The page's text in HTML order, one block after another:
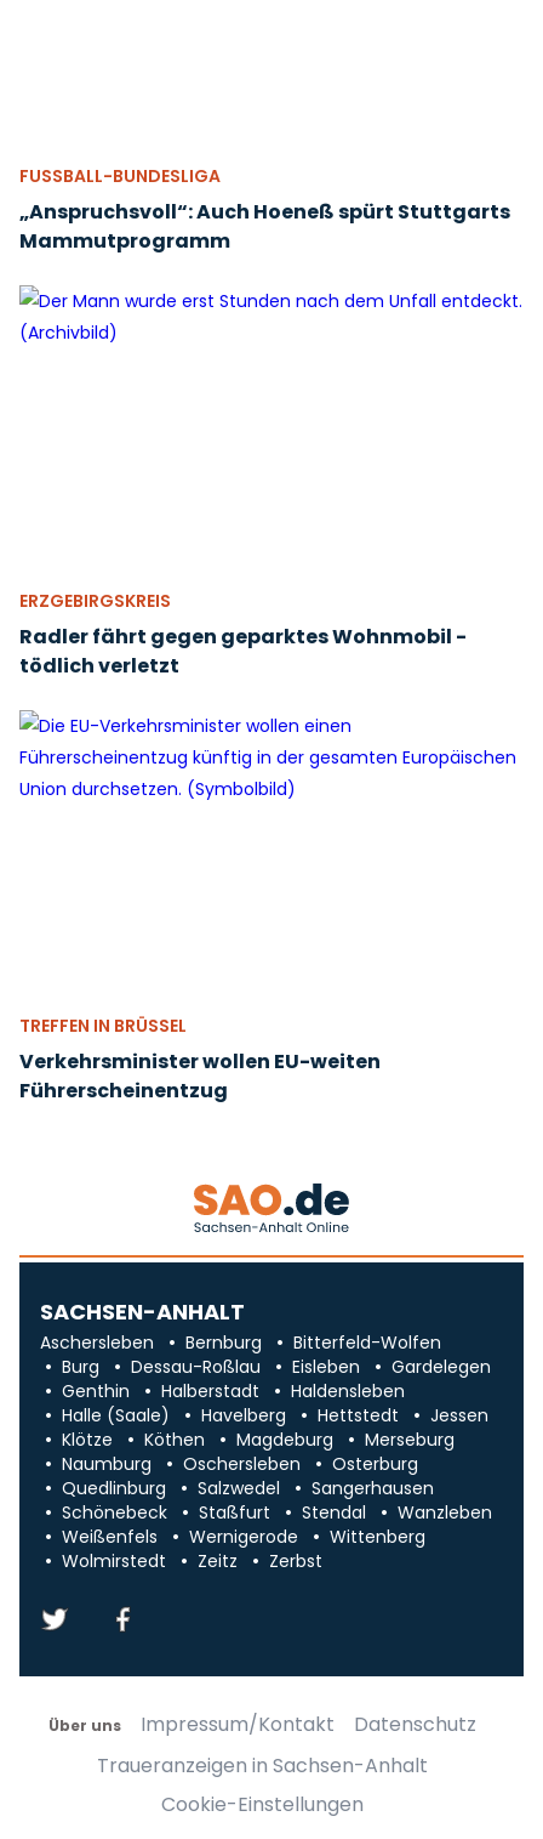
FUSSBALL-BUNDESLIGA
„Anspruchsvoll“: Auch Hoeneß spürt Stuttgarts
Mammutprogramm
ERZGEBIRGSKREIS
Radler fährt gegen geparktes Wohnmobil -
tödlich verletzt
TREFFEN IN BRÜSSEL
Verkehrsminister wollen EU-weiten
Führerscheinentzug
SACHSEN-ANHALT
Aschersleben Bernburg
Bitterfeld-Wolfen
Burg
Dessau-Roßlau Eisleben
Gardelegen
Genthin
Halberstadt
Haldensleben
Halle (Saale)
Havelberg Hettstedt
Jessen
Klötze
Köthen Magdeburg
Merseburg
Naumburg
Oschersleben
Osterburg
Quedlinburg
Salzwedel
Sangerhausen
Schönebeck
Staßfurt Stendal
Wanzleben
Weißenfels
Wernigerode
Wittenberg
Wolmirstedt
Zeitz Zerbst
Über uns Impressum/Kontakt
Datenschutz
Traueranzeigen in Sachsen-Anhalt
Cookie-Einstellungen